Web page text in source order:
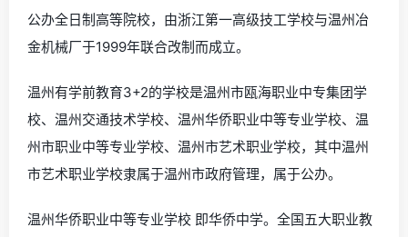
公办全日制高等院校，由浙江第一高级技工学校与温州冶
金机械厂于1999年联合改制而成立。
温州有学前教育3+2的学校是温州市瓯海职业中专集团学
校、温州交通技术学校、温州华侨职业中等专业学校、温
州市职业中等专业学校、温州市艺术职业学校，其中温州
市艺术职业学校隶属于温州市政府管理，属于公办。
温州华侨职业中等专业学校 即华侨中学。全国五大职业教